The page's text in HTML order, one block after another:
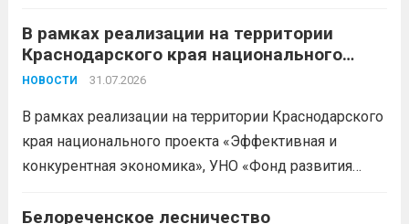
БЕСПЛАТНЫЕ КОНСУЛЬТАЦИИ
Бухгалтерский учет и заполнение
деклараций; Трудовое
планирование и правовое обеспечение;
Микрозаймы для предпринимателей по
В рамках реализации на территории
Краснодарского края национального
проекта «Эффективная и конкурентная
НОВОСТИ 31.07.2026
В рамках реализации на территории Краснодарского
края национального проекта «Эффективная и
конкурентная экономика», УНО «Фонд развития
доступных мерах поддержки субъектов малого и
Белореченское лесничество